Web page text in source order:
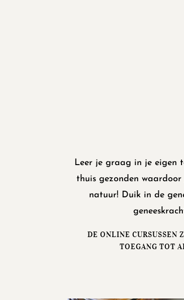
Leer je graag in je eigen
thuis gezonden
natuur! Duik in de
DE ONLINE CURSUSSEN
TOEGANG TOT